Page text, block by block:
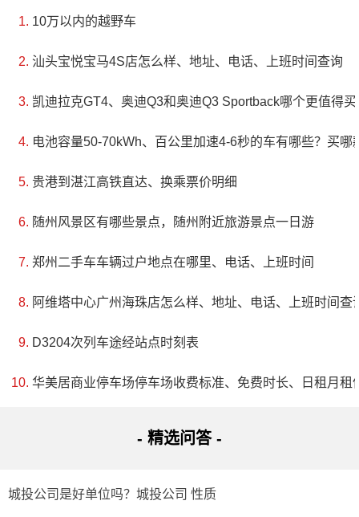
10万以内的越野车
汕头宝悦宝马4S店怎么样、地址、电话、上班时间查询
凯迪拉克GT4、奥迪Q3和奥迪Q3 Sportback哪个更值得
电池容量50-70kWh、百公里加速4-6秒的车有哪些？买哪
贵港到湛江高铁直达、换乘票价明细
随州风景区有哪些景点，随州附近旅游景点一日游
郑州二手车车辆过户地点在哪里、电话、上班时间
阿维塔中心广州海珠店怎么样、地址、电话、上班时间查
D3204次列车途经站点时刻表
华美居商业停车场停车场收费标准、免费时长、日租月租
- 精选问答 -
城投公司是好单位吗？城投公司 性质